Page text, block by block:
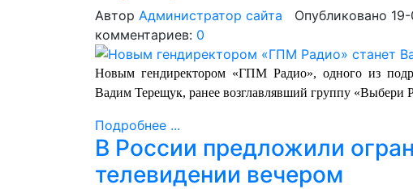
Автор Администратор сайта Опубликовано
комментариев: 0
Новым гендиректором «ГПМ Радио», одного из
Вадим Терещук, ранее возглавлявший группу «Выбери
Подробнее ...
В России предложили
телевидении вечером